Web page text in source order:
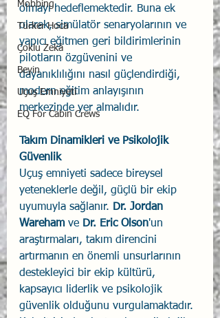
Mobbing
Türker Hoca
Çoklu Zekâ
Beyin
Uçuş Emniyeti
EQ For Cabin Crews
olmayı hedeflemektedir. Buna ek
olarak, simülatör senaryolarının ve
yapıcı eğitmen geri bildirimlerinin
pilotların özgüvenini ve
dayanıklılığını nasıl güçlendirdiği,
modern eğitim anlayışının
merkezinde yer almalıdır.
Takım Dinamikleri ve Psikolojik
Güvenlik
Uçuş emniyeti sadece bireysel
yeteneklerle değil, güçlü bir ekip
uyumuyla sağlanır. Dr. Jordan
Wareham ve Dr. Eric Olson'un
araştırmaları, takım direncini
artırmanın en önemli unsurlarının
destekleyici bir ekip kültürü,
kapsayıcı liderlik ve psikolojik
güvenlik olduğunu vurgulamaktadır.